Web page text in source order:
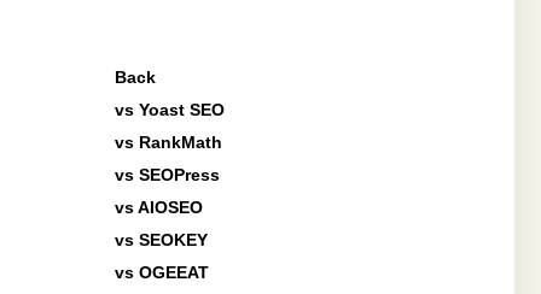
Back
vs Yoast SEO
vs RankMath
vs SEOPress
vs AIOSEO
vs SEOKEY
vs OGEEAT